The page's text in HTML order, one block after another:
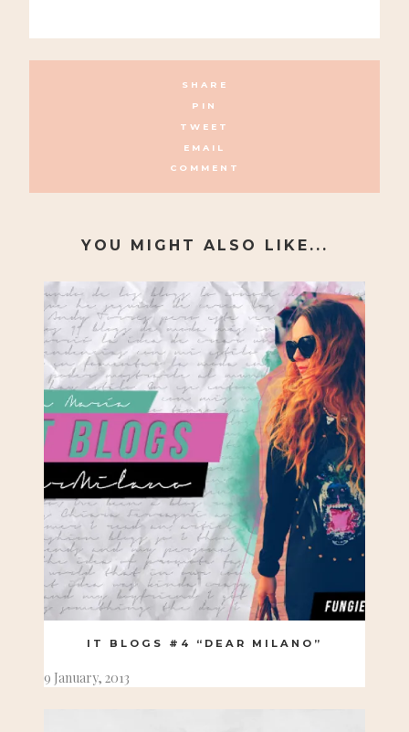
SHARE
PIN
TWEET
EMAIL
COMMENT
YOU MIGHT ALSO LIKE...
IT BLOGS #4 “DEAR MILANO”
9 January, 2013